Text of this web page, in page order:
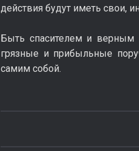
действия будут иметь свои,
Быть спасителем и верным
грязные и прибыльные
самим собой.